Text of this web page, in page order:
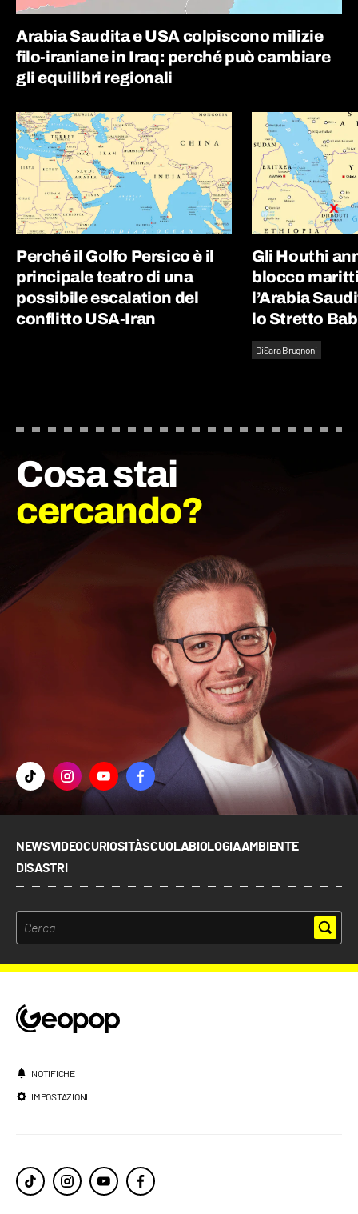
Arabia Saudita e USA colpiscono milizie
filo-iraniane in Iraq: perché può cambiare
gli equilibri regionali
Perché il Golfo Persico è il
principale teatro di una
possibile escalation del
conflitto USA-Iran
Gli Houthi
blocco
l’Arabia
lo Stretto
DiSara Brugnoni
Cosa stai
cercando?
NEWSVIDEOCURIOSITÀSCUOLABIOLOGIAAMBIENTE
DISASTRI
NOTIFICHE
IMPOSTAZIONI